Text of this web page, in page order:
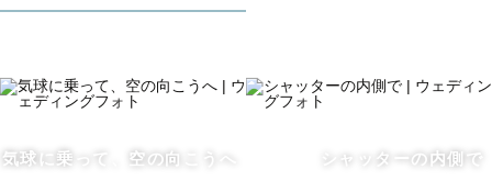
お気軽に「みくさん！」とお呼びください。
「笑顔にする天才です」
気球に乗って、空の向こうへ シャッターの内側で